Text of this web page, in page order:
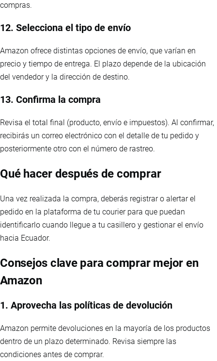
compras.
12. Selecciona el tipo de envío
Amazon ofrece distintas opciones de envío, que varían en
precio y tiempo de entrega. El plazo depende de la ubicación
del vendedor y la dirección de destino.
13. Confirma la compra
Revisa el total final (producto, envío e impuestos). Al confirmar,
recibirás un correo electrónico con el detalle de tu pedido y
posteriormente otro con el número de rastreo.
Qué hacer después de comprar
Una vez realizada la compra, deberás registrar o alertar el
pedido en la plataforma de tu courier para que puedan
identificarlo cuando llegue a tu casillero y gestionar el envío
hacia Ecuador.
Consejos clave para comprar mejor en
Amazon
1. Aprovecha las políticas de devolución
Amazon permite devoluciones en la mayoría de los productos
dentro de un plazo determinado. Revisa siempre las
condiciones antes de comprar.